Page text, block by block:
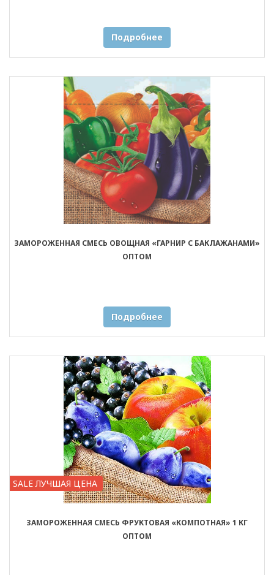
Подробнее
ЗАМОРОЖЕННАЯ СМЕСЬ ОВОЩНАЯ «ГАРНИР С БАКЛАЖАНАМИ»
ОПТОМ
Подробнее
SALE ЛУЧШАЯ ЦЕНА
ЗАМОРОЖЕННАЯ СМЕСЬ ФРУКТОВАЯ «КОМПОТНАЯ» 1 КГ
ОПТОМ